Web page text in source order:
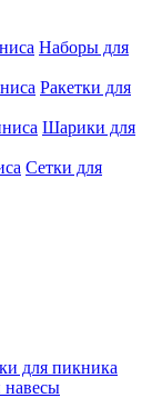
Наборы для
Ракетки для
Шарики для
Сетки для
для пикника
навесы